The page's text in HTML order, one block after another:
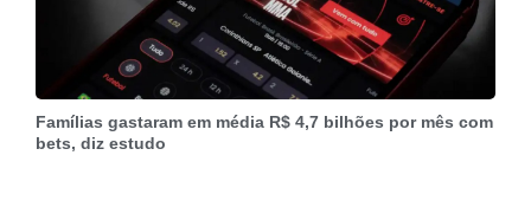
Famílias gastaram em média R$ 4,7 bilhões por mês com
bets, diz estudo